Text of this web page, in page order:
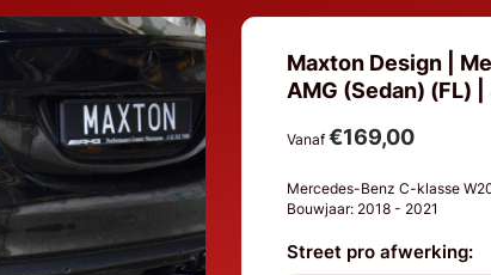
Maxton Design |
AMG (Sedan) (FL)
Vanaf €169,00
Mercedes-Benz C-klasse
Bouwjaar: 2018 - 2021
Street pro afwerking: